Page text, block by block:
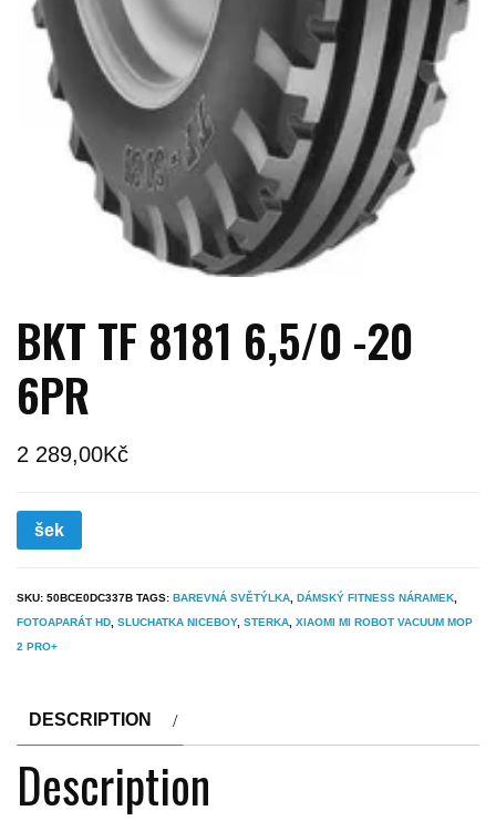
BKT TF 8181 6,5/0 -20
6PR
2 289,00Kč
šek
SKU: 50BCE0DC337B TAGS: BAREVNÁ SVĚTÝLKA, DÁMSKÝ FITNESS NÁRAMEK,
FOTOAPARÁT HD, SLUCHATKA NICEBOY, STERKA, XIAOMI MI ROBOT VACUUM MOP
2 PRO+
DESCRIPTION
Description